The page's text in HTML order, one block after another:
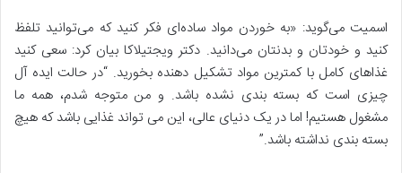
اسمیت می‌گوید: «به خوردن مواد ساده‌ای فکر کنید که می‌توانید تلفظ
کنید و خودتان و بدنتان می‌دانید. دکتر ویجتیلاکا بیان کرد: سعی کنید
غذاهای کامل با کمترین مواد تشکیل دهنده بخورید. “در حالت ایده آل
چیزی است که بسته بندی نشده باشد. و من متوجه شدم، همه ما
مشغول هستیم! اما در یک دنیای عالی، این می تواند غذایی باشد که هیچ
بسته بندی نداشته باشد.”